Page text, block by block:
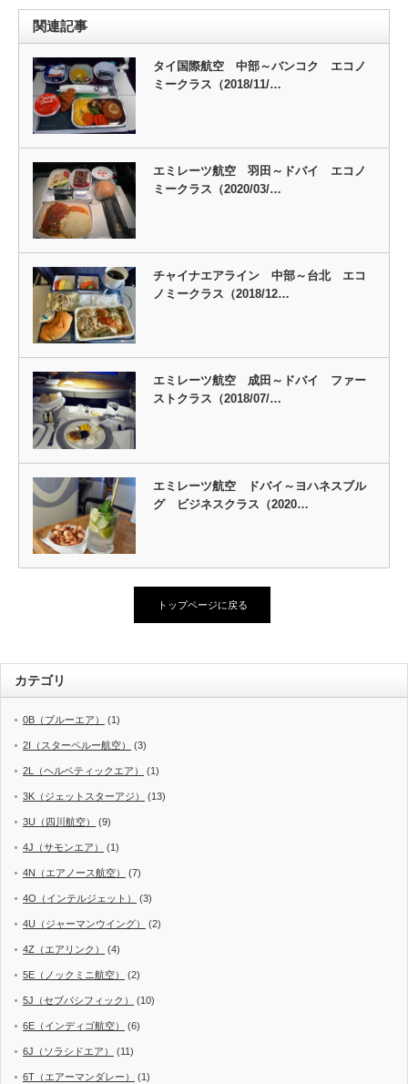
関連記事
タイ国際航空 中部～バンコク エコノ
ミークラス（2018/11/…
エミレーツ航空 羽田～ドバイ エコノ
ミークラス（2020/03/…
チャイナエアライン 中部～台北 エコ
ノミークラス（2018/12…
エミレーツ航空 成田～ドバイ ファー
ストクラス（2018/07/…
エミレーツ航空 ドバイ～ヨハネスブル
グ ビジネスクラス（2020…
トップページに戻る
カテゴリ
0B（ブルーエア） (1)
2I（スターペルー航空） (3)
2L（ヘルベティックエア） (1)
3K（ジェットスターアジ） (13)
3U（四川航空） (9)
4J（サモンエア） (1)
4N（エアノース航空） (7)
4O（インテルジェット） (3)
4U（ジャーマンウイング） (2)
4Z（エアリンク） (4)
5E（ノックミニ航空） (2)
5J（セブパシフィック） (10)
6E（インディゴ航空） (6)
6J（ソラシドエア） (11)
6T（エアーマンダレー） (1)